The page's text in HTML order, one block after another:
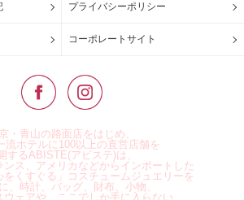
プライバシーポリシー
コーポレートサイト
・青山の路面店をはじめ、
流ホテルに100以上の直営店舗を
するABISTE(アビステ)は、
ンス、アメリカなどからインポートした
をくすぐる」コスチュームジュエリーを
、時計、バッグ、財布、小物、
ウェアや、ここでしか手に入らない